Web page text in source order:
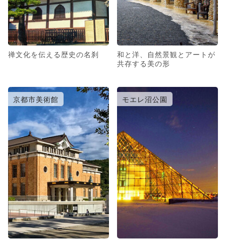
禅文化を伝える歴史の名刹
和と洋、自然景観とアートが
共存する美の形
京都市美術館 モエレ沼公園